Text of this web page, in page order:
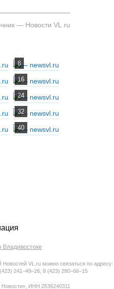
— Новости VL.ru
Владивостоке
Новостей VL.ru можно связаться по адресу:
241−49−26, 8 (423) 280−66−15
ИНН 2536240311